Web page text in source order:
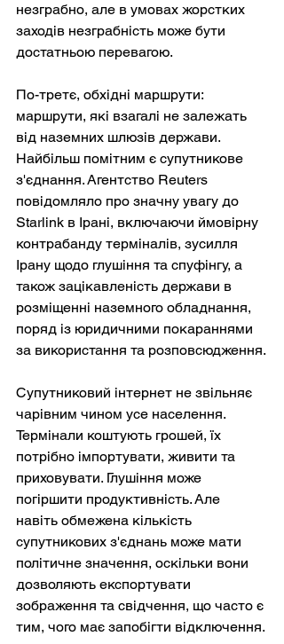
незграбно, але в умовах жорстких
заходів незграбність може бути
достатньою перевагою.
По-третє, обхідні маршрути:
маршрути, які взагалі не залежать
від наземних шлюзів держави.
Найбільш помітним є супутникове
з'єднання. Агентство Reuters
повідомляло про значну увагу до
Starlink в Ірані, включаючи ймовірну
контрабанду терміналів, зусилля
Ірану щодо глушіння та спуфінгу, а
також зацікавленість держави в
розміщенні наземного обладнання,
поряд із юридичними покараннями
за використання та розповсюдження.
Супутниковий інтернет не звільняє
чарівним чином усе населення.
Термінали коштують грошей, їх
потрібно імпортувати, живити та
приховувати. Глушіння може
погіршити продуктивність. Але
навіть обмежена кількість
супутникових з'єднань може мати
політичне значення, оскільки вони
дозволяють експортувати
зображення та свідчення, що часто є
тим, чого має запобігти відключення.